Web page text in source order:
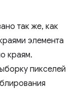
так же, как
элемента
краям.
пикселей